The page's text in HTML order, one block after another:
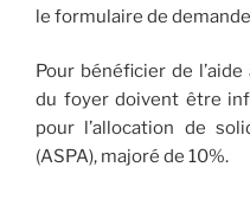
le formulaire de
Pour bénéficier de
du foyer doivent être
pour l’allocation de
(ASPA), majoré de 10%.